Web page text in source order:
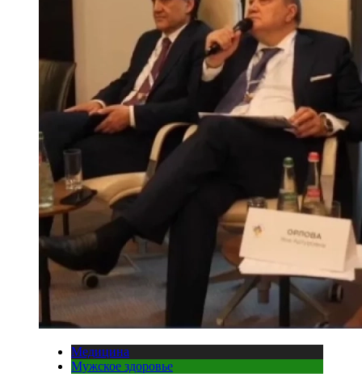
Медицина
Мужское здоровье